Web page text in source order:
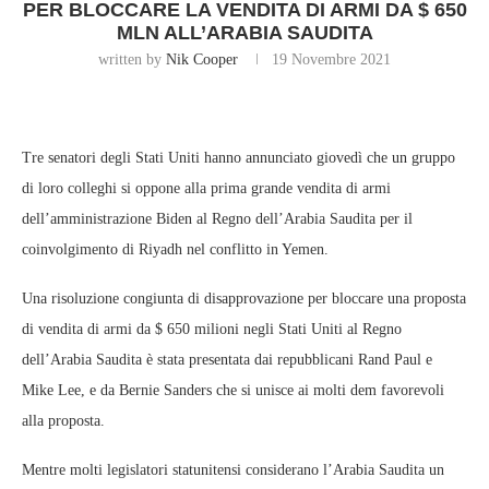
PER BLOCCARE LA VENDITA DI ARMI DA $ 650
MLN ALL’ARABIA SAUDITA
written by Nik Cooper 19 Novembre 2021
Tre senatori degli Stati Uniti hanno annunciato giovedì che un gruppo
di loro colleghi si oppone alla prima grande vendita di armi
dell’amministrazione Biden al Regno dell’Arabia Saudita per il
coinvolgimento di Riyadh nel conflitto in Yemen.
Una risoluzione congiunta di disapprovazione per bloccare una proposta
di vendita di armi da $ 650 milioni negli Stati Uniti al Regno
dell’Arabia Saudita è stata presentata dai repubblicani Rand Paul e
Mike Lee, e da Bernie Sanders che si unisce ai molti dem favorevoli
alla proposta.
Mentre molti legislatori statunitensi considerano l’Arabia Saudita un